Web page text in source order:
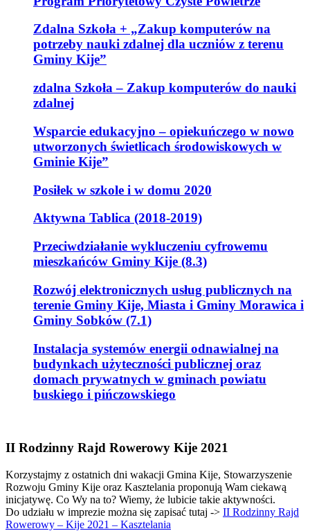
Zdalna Szkoła + „Zakup komputerów na
potrzeby nauki zdalnej dla uczniów z terenu
Gminy Kije”
zdalna Szkoła – Zakup komputerów do nauki
zdalnej
Wsparcie edukacyjno – opiekuńczego w nowo
utworzonych świetlicach środowiskowych w
Gminie Kije”
Posiłek w szkole i w domu 2020
Aktywna Tablica (2018-2019)
Przeciwdziałanie wykluczeniu cyfrowemu
mieszkańców Gminy Kije (8.3)
Rozwój elektronicznych usług publicznych na
terenie Gminy Kije, Miasta i Gminy Morawica i
Gminy Sobków (7.1)
Instalacja systemów energii odnawialnej na
budynkach użyteczności publicznej oraz
domach prywatnych w gminach powiatu
buskiego i pińczowskiego
II Rodzinny Rajd Rowerowy Kije 2021
Korzystajmy z ostatnich dni wakacji Gmina Kije, Stowarzyszenie
Rozwoju Gminy Kije oraz Kasztelania proponują Wam ciekawą
inicjatywę. Co Wy na to? Wiemy, że lubicie takie aktywności.
Do udziału w imprezie można się zapisać tutaj -> II Rodzinny Rajd
Rowerowy – Kije 2021 – Kasztelania